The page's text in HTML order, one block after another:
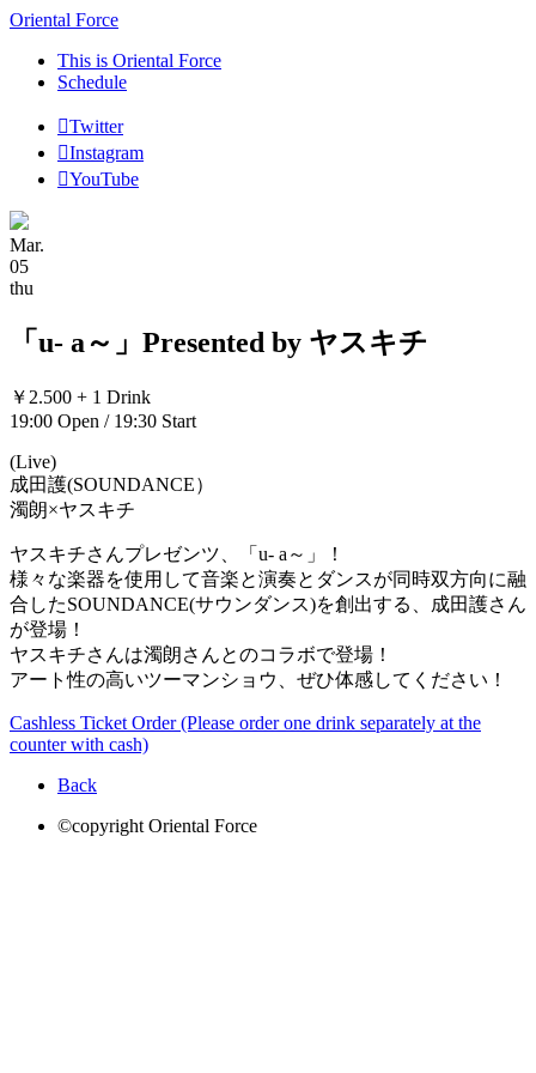
Oriental Force
This is Oriental Force
Schedule
Twitter
Instagram
YouTube
Mar.
05
thu
「u- a～」Presented by ヤスキチ
￥2.500 + 1 Drink
19:00 Open / 19:30 Start
(Live)
成田護(SOUNDANCE）
濁朗×ヤスキチ
ヤスキチさんプレゼンツ、「u- a～」！
様々な楽器を使用して音楽と演奏とダンスが同時双方向に融
合したSOUNDANCE(サウンダンス)を創出する、成田護さん
が登場！
ヤスキチさんは濁朗さんとのコラボで登場！
アート性の高いツーマンショウ、ぜひ体感してください！
Cashless Ticket Order (Please order one drink separately at the
counter with cash)
Back
©copyright Oriental Force